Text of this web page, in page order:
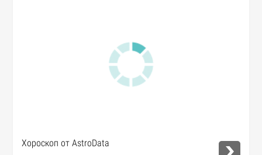
Хороскоп от AstroData